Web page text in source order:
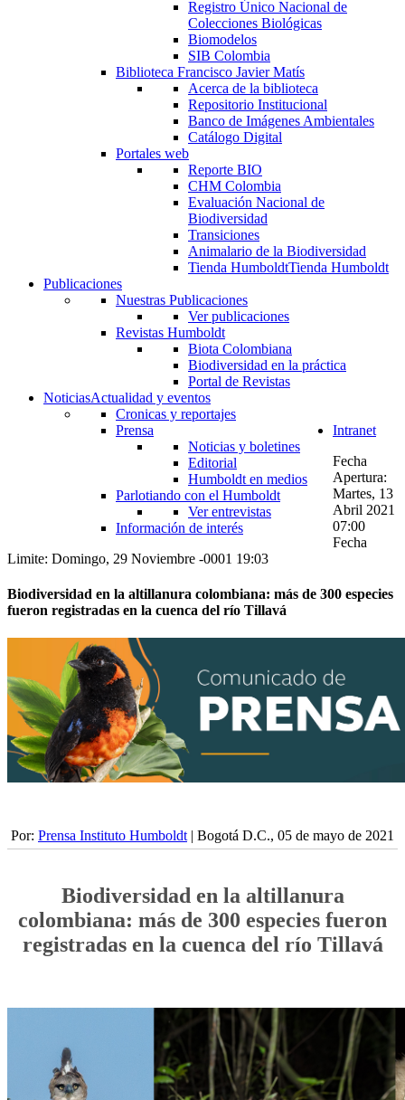
Registro Único Nacional de
Colecciones Biológicas
Biomodelos
SIB Colombia
Biblioteca Francisco Javier Matís
Acerca de la biblioteca
Repositorio Institucional
Banco de Imágenes Ambientales
Catálogo Digital
Portales web
Reporte BIO
CHM Colombia
Evaluación Nacional de
Biodiversidad
Transiciones
Animalario de la Biodiversidad
Tienda HumboldtTienda Humboldt
Publicaciones
Nuestras Publicaciones
Ver publicaciones
Revistas Humboldt
Biota Colombiana
Biodiversidad en la práctica
Portal de Revistas
NoticiasActualidad y eventos
Cronicas y reportajes
Prensa
Noticias y boletines
Editorial
Humboldt en medios
Parlotiando con el Humboldt
Ver entrevistas
Información de interés
Intranet
Fecha
Apertura:
Martes, 13
Abril 2021
07:00
Fecha
Limite: Domingo, 29 Noviembre -0001 19:03
Biodiversidad en la altillanura colombiana: más de 300 especies
fueron registradas en la cuenca del río Tillavá
Por: Prensa Instituto Humboldt | Bogotá D.C., 05 de mayo de 2021
Biodiversidad en la altillanura
colombiana: más de 300 especies fueron
registradas en la cuenca del río Tillavá